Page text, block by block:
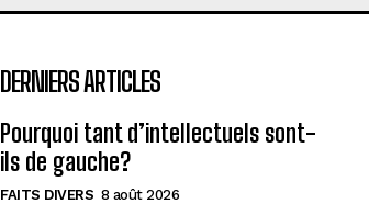
DERNIERS ARTICLES
Pourquoi tant d’intellectuels sont-
ils de gauche?
FAITS DIVERS 8 août 2026